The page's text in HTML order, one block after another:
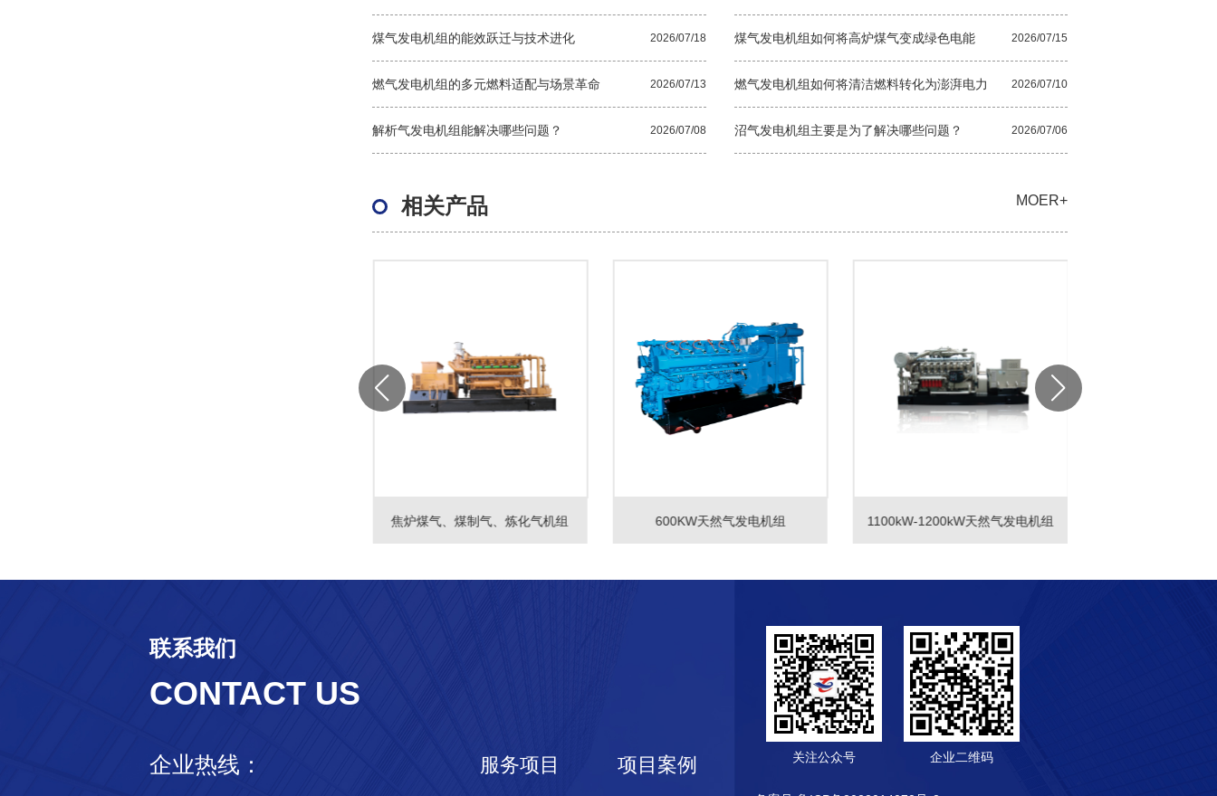
煤气发电机组的能效跃迁与技术进化 2026/07/18 煤气发电机组如何将高炉煤气变成绿色电能 2026/07/15
燃气发电机组的多元燃料适配与场景革命 2026/07/13 燃气发电机组如何将清洁燃料转化为澎湃电力 2026/07/10
解析气发电机组能解决哪些问题？ 2026/07/08 沼气发电机组主要是为了解决哪些问题？ 2026/07/06
相关产品 MOER+
焦炉煤气、煤制气、炼化气机组 600KW天然气发电机组 1100kW-1200kW天然气发电机组
柴（燃气）光储充相结合
了解更多+
联系我们
CONTACT US
企业热线： 服务项目 项目案例 关注公众号 企业二维码